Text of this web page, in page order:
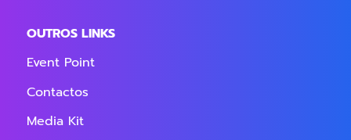
OUTROS LINKS
Event Point
Contactos
Media Kit